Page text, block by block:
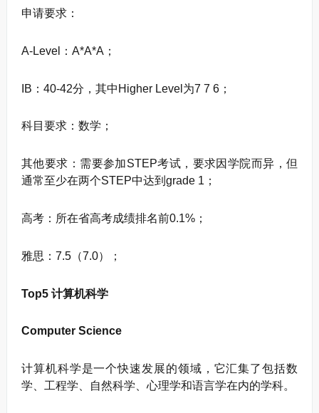
申请要求：
A-Level：A*A*A；
IB：40-42分，其中Higher Level为7 7 6；
科目要求：数学；
其他要求：需要参加STEP考试，要求因学院而异，但
通常至少在两个STEP中达到grade 1；
高考：所在省高考成绩排名前0.1%；
雅思：7.5（7.0）；
Top5 计算机科学
Computer Science
计算机科学是一个快速发展的领域，它汇集了包括数
学、工程学、自然科学、心理学和语言学在内的学科。